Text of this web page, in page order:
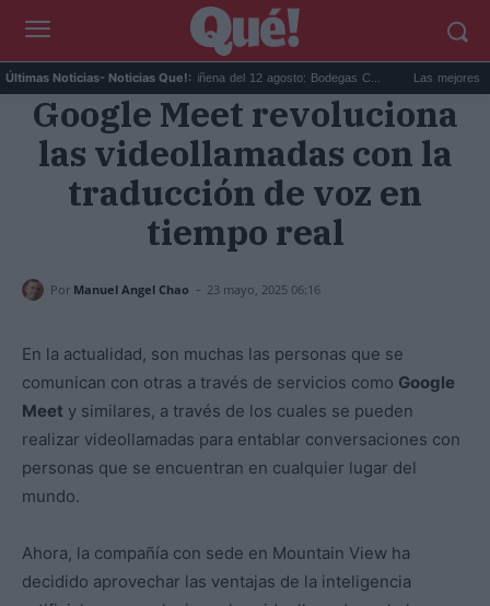
Últimas Noticias- Noticias Que!:
Eclipse solar en Cariñena del 12 agosto: Bodegas C... Las mejores
Google Meet revoluciona
las videollamadas con la
traducción de voz en
tiempo real
Por Manuel Angel Chao - 23 mayo, 2025 06:16
En la actualidad, son muchas las personas que se
comunican con otras a través de servicios como Google
Meet y similares, a través de los cuales se pueden
realizar videollamadas para entablar conversaciones con
personas que se encuentran en cualquier lugar del
mundo.
Ahora, la compañía con sede en Mountain View ha
decidido aprovechar las ventajas de la inteligencia